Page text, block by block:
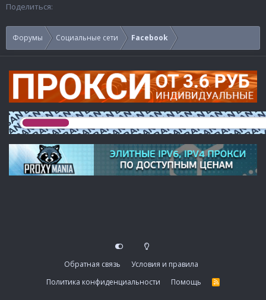
Поделиться:
Форумы Социальные сети Facebook
Обратная связь
Условия и правила
Политика конфиденциальности
Помощь
R